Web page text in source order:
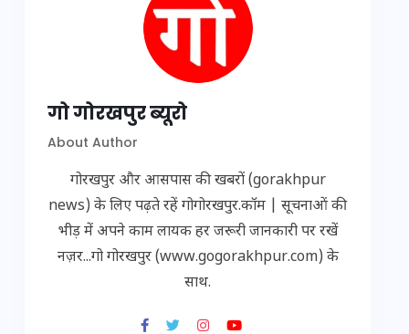
गो गोरखपुर ब्यूरो
About Author
गोरखपुर और आसपास की खबरों (gorakhpur
news) के लिए पढ़ते रहें गोगोरखपुर.कॉम | सूचनाओं की
भीड़ में अपने काम लायक हर जरूरी जानकारी पर रखें
नज़र...गो गोरखपुर (www.gogorakhpur.com) के
साथ.